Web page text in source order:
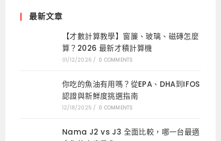
最新文章
【才數計算教學】窗簾、玻璃、磁磚怎麼
算？2026 最新才積計算機
01/12/2026 / 0 COMMENTS
你吃的魚油有用嗎？從EPA、DHA到IFOS
認證與新鮮度挑選指南
12/18/2025 / 0 COMMENTS
Nama J2 vs J3 全面比較，哪一台最適